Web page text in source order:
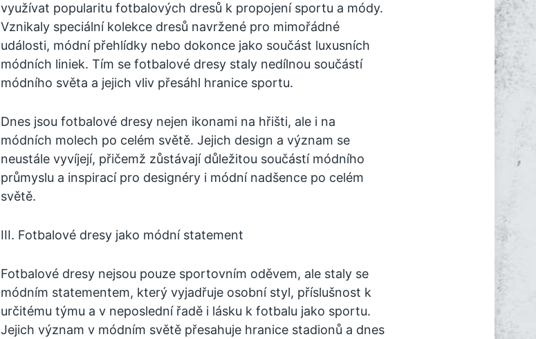
využívat popularitu fotbalových dresů k propojení sportu a módy.
Vznikaly speciální kolekce dresů navržené pro mimořádné
události, módní přehlídky nebo dokonce jako součást luxusních
módních liniek. Tím se fotbalové dresy staly nedílnou součástí
módního světa a jejich vliv přesáhl hranice sportu.
Dnes jsou fotbalové dresy nejen ikonami na hřišti, ale i na
módních molech po celém světě. Jejich design a význam se
neustále vyvíjejí, přičemž zůstávají důležitou součástí módního
průmyslu a inspirací pro designéry i módní nadšence po celém
světě.
III. Fotbalové dresy jako módní statement
Fotbalové dresy nejsou pouze sportovním oděvem, ale staly se
módním statementem, který vyjadřuje osobní styl, příslušnost k
určitému týmu a v neposlední řadě i lásku k fotbalu jako sportu.
Jejich význam v módním světě přesahuje hranice stadionů a dnes